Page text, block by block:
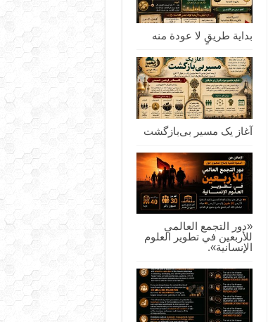
بداية طريقٍ لا عودة منه
آغاز یک مسیر بی‌بازگشت
«دور التجمع العالمي
للأربعين في تطوير العلوم
الإنسانية».